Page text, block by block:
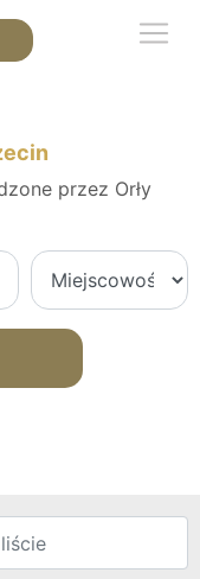
przez Orły